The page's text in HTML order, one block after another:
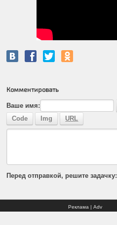
Комментировать
Ваше имя:
Перед отправкой, решите задачку:
Реклама | Adv